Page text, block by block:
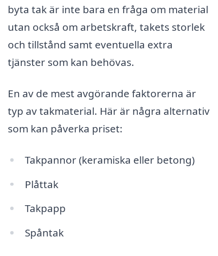
byta tak är inte bara en fråga om material
utan också om arbetskraft, takets storlek
och tillstånd samt eventuella extra
tjänster som kan behövas.
En av de mest avgörande faktorerna är
typ av takmaterial. Här är några alternativ
som kan påverka priset:
Takpannor (keramiska eller betong)
Plåttak
Takpapp
Spåntak